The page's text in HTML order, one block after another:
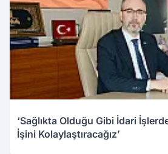
‘Sağlıkta Olduğu Gibi İdari
İşini Kolaylaştıracağız’